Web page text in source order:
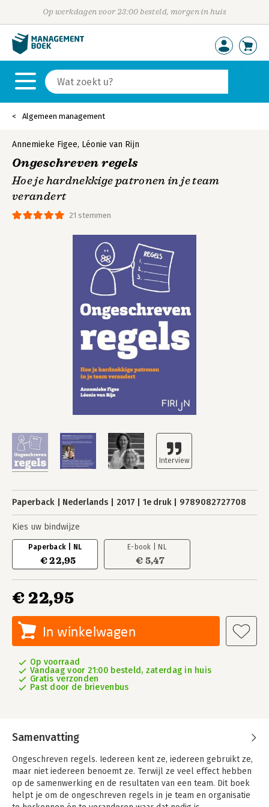
Op werkdagen voor 23:00 besteld, morgen in huis
Algemeen management
21 stemmen
Annemieke Figee, Léonie van Rijn
Ongeschreven regels
Hoe je hardnekkige patronen in je team
verandert
Paperback Nederlands 2017 1e druk 9789082727708
Kies uw bindwijze
Paperback | NL
€ 22,95
E-book | NL
€ 5,47
€ 22,95
In winkelwagen
Op voorraad
Vandaag voor 21:00 besteld, zaterdag in huis
Gratis verzonden
Past door de brievenbus
Samenvatting
Ongeschreven regels. Iedereen kent ze, iedereen gebruikt ze,
maar niet iedereen benoemt ze. Terwijl ze veel effect hebben
op de samenwerking en de resultaten van een team. Dit boek
helpt je om de ongeschreven regels in je team en organisatie